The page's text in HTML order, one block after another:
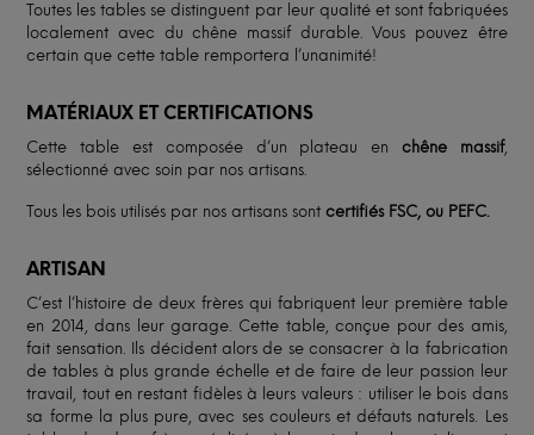
Toutes les tables se distinguent par leur qualité et sont fabriquées
localement avec du chêne massif durable. Vous pouvez être
certain que cette table remportera l’unanimité!
MATÉRIAUX ET CERTIFICATIONS
Cette table est composée d’un plateau en chêne massif,
sélectionné avec soin par nos artisans.
Tous les bois utilisés par nos artisans sontcertifiés FSC, ou PEFC.
ARTISAN
C’est l’histoire de deux frères qui fabriquent leur première table
en 2014, dans leur garage. Cette table, conçue pour des amis,
fait sensation. Ils décident alors de se consacrer à la fabrication
de tables à plus grande échelle et de faire de leur passion leur
travail, tout en restant fidèles à leurs valeurs : utiliser le bois dans
sa forme la plus pure, avec ses couleurs et défauts naturels. Les